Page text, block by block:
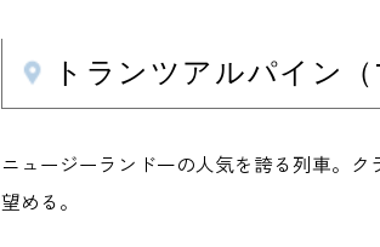
トランツアルパイン
ニュージーランド一の人気を誇る列車。
望める。